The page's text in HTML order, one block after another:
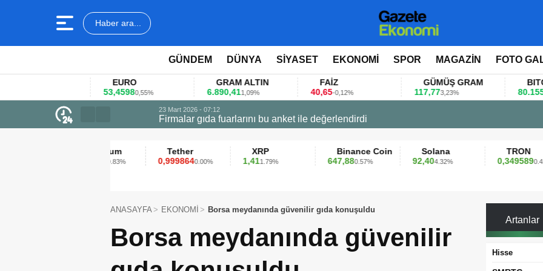
Haber ara...
GÜNDEM DÜNYA SİYASET EKONOMİ SPOR MAGAZİN FOTO
0,55%
GRAM ALTIN
1,09%
GÜMÜŞ GRAM
BITCOIN
0,36%
23 Mart 2026 - 07:12
Firmalar gıda fuarlarını bu anket ile değerlendirdi
Tether
0,999864
0.00%
1,41
Binance Coin
0.57%
Solana
4.32% 0.42%
ANASAYFA EKONOMİ Borsa meydanında güvenilir gıda konuşuldu
Borsa meydanında güvenilir
Artanlar
Hisse